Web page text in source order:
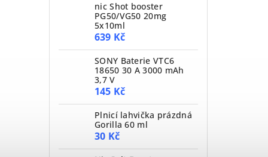
nic Shot booster
PG50/VG50 20mg
5x10ml
639 Kč
SONY Baterie VTC6
18650 30 A 3000 mAh
3,7 V
145 Kč
Plnicí lahvička prázdná
Gorilla 60 ml
30 Kč